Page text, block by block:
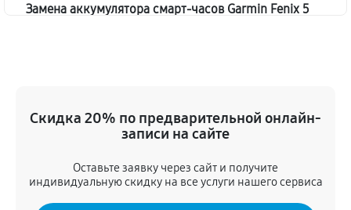
Замена аккумулятора смарт-часов Garmin Fenix 5
Замена шлейфа матрицы
60 минут
Замена микрофона смарт-часов Garmin Fenix 5
Скидка 20% по предварительной онлайн-
записи на сайте
Оставьте заявку через сайт и получите
индивидуальную скидку на все услуги нашего сервиса